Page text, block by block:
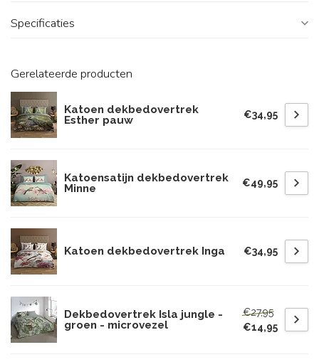
Specificaties
Gerelateerde producten
Katoen dekbedovertrek
Esther pauw
€34,95
Katoensatijn dekbedovertrek
Minne
€49,95
Katoen dekbedovertrek Inga €34,95
Dekbedovertrek Isla jungle -
groen - microvezel
€27,95
€14,95